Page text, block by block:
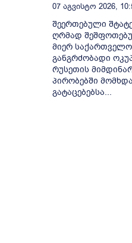
07 Აგვისტო 2026,
შეერთებული
ღრმად
მიერ
განგრძობადი
რუსეთის
პირობებში
გატაცებებსა...